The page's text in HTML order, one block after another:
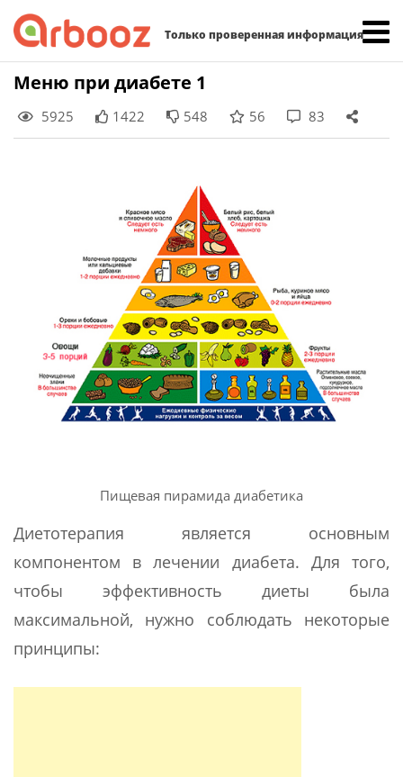
Только проверенная информация
Skip
content
Меню при диабете 1
5925 1422 548 56 83
Пищевая пирамида диабетика
Диетотерапия является основным
компонентом в лечении диабета. Для того,
чтобы эффективность диеты была
максимальной, нужно соблюдать некоторые
принципы:
Найти: